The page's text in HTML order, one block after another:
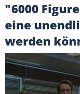
"6000
eine
werden